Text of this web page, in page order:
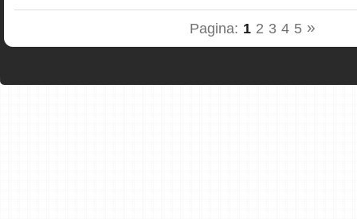
Pagina: 1 2 3 4 5 »